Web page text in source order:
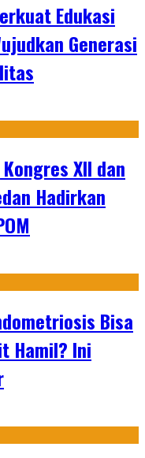
Edukasi
Generasi
XII dan
Hadirkan
Bisa
Hamil? Ini